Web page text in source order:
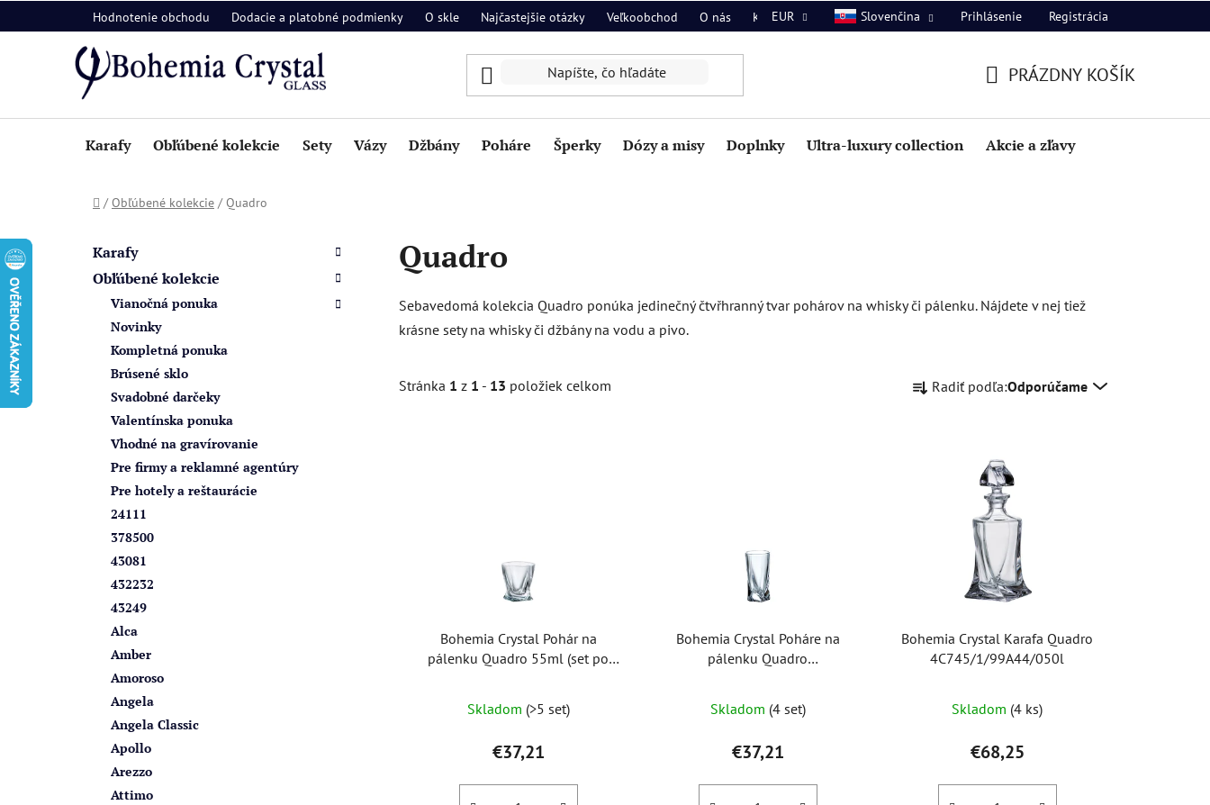
na
Hodnotenie obchodu Dodacie a platobné podmienky O skle Najčastejšie otázky Veľkoobchod O nás Kontakt
EUR Slovenčina Prihlásenie Registrácia
KOŠÍK
PRÁZDNY KOŠÍK
Karafy Obľúbené kolekcie Sety Vázy Džbány Poháre Šperky Dózy a misy Doplnky Ultra-luxury collection Akcie a zľavy
Domov
/ Obľúbené kolekcie / Quadro
kategórie
Karafy
Obľúbené kolekcie
Vianočná ponuka
Novinky
Kompletná ponuka
Brúsené sklo
Svadobné darčeky
Valentínska ponuka
Vhodné na gravírovanie
Pre firmy a reklamné agentúry
Pre hotely a reštaurácie
24111
378500
43081
432232
43249
Alca
Amber
Amoroso
Angela
Angela Classic
Apollo
Arezzo
Attimo
Quadro
Sebavedomá kolekcia Quadro ponúka jedinečný čtvřhranný tvar pohárov na whisky či pálenku. Nájdete v nej tiež
krásne sety na whisky či džbány na vodu a pivo.
Stránka 1 z 1 - 13 položiek celkom
a
u
k
Radiť podľa:Odporúčame
Bohemia Crystal Pohár na
pálenku Quadro 55ml (set po
hodnotenie
produktu
je
5,0
Skladom (>5 set)
€37,21
Bohemia Crystal Poháre na
pálenku Quadro
Skladom (4 set)
€37,21
Bohemia Crystal Karafa Quadro
4C745/1/99A44/050l
hodnotenie
produktu
je
5,0
Skladom (4 ks)
€68,25